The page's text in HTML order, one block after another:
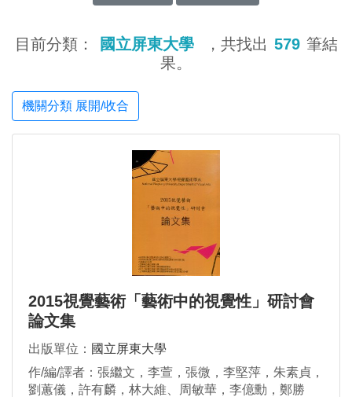
目前分類： 國立屏東大學 ，共找出 579 筆結
果。
機關分類 展開/收合
2015視覺藝術「藝術中的視覺性」研討會
論文集
出版單位： 國立屏東大學
作/編/譯者：張繼文，李萱，張微，李堅萍，朱素貞，
劉蕙儀，許有麟，林大維、周敏華，李億勳，鄭勝